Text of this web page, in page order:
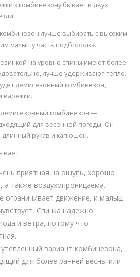
к комбинезону бывает в двух
лучше выбирать с высоким
малышу часть подбородка.
на уровне спины имеют более
лучше удерживают тепло.
демисезонный комбинезон,
варежки.
комбинезон —
для весенней погоды. Он
длинный рукав и капюшон.
приятная на ощупь, хорошо
а также воздухопроницаема.
ограничивает движение, и малыш
Спинка надежно
и ветра, потому что
вариант комбинезона,
для более ранней весны или